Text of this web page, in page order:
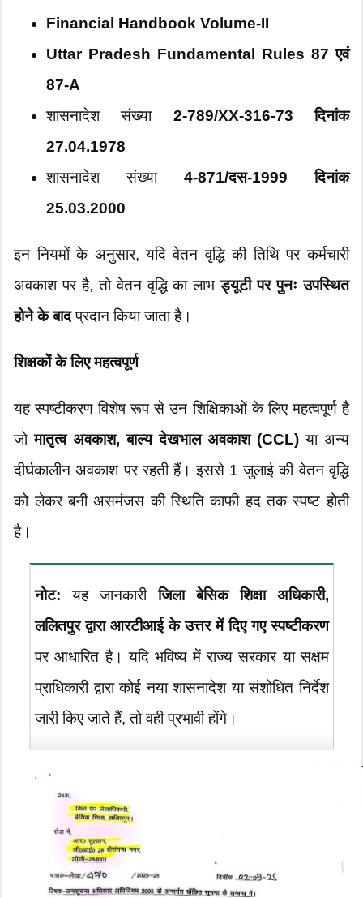
Financial Handbook Volume-II
Uttar Pradesh Fundamental Rules 87 एवं
87-A
शासनादेश संख्या 2-789/XX-316-73 दिनांक
27.04.1978
शासनादेश संख्या 4-871/दस-1999 दिनांक
25.03.2000
इन नियमों के अनुसार, यदि वेतन वृद्धि की तिथि पर कर्मचारी
अवकाश पर है, तो वेतन वृद्धि का लाभड्यूटी पर पुनः उपस्थित
होने के बादप्रदान किया जाता है।
शिक्षकों के लिए महत्वपूर्ण
यह स्पष्टीकरण विशेष रूप से उन शिक्षिकाओं के लिए महत्वपूर्ण है
जोमातृत्व अवकाश, बाल्य देखभाल अवकाश (CCL)या अन्य
दीर्घकालीन अवकाश पर रहती हैं। इससे 1 जुलाई की वेतन वृद्धि
को लेकर बनी असमंजस की स्थिति काफी हद तक स्पष्ट होती
है।
नोट: यह जानकारीजिला बेसिक शिक्षा अधिकारी,
ललितपुर द्वारा आरटीआई के उत्तर में दिए गए स्पष्टीकरण
पर आधारित है। यदि भविष्य में राज्य सरकार या सक्षम
प्राधिकारी द्वारा कोई नया शासनादेश या संशोधित निर्देश
जारी किए जाते हैं, तो वही प्रभावी होंगे।